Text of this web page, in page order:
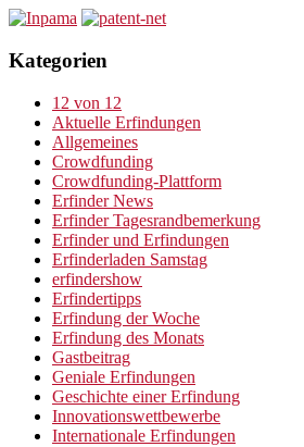
Kategorien
12 von 12
Aktuelle Erfindungen
Allgemeines
Crowdfunding
Crowdfunding-Plattform
Erfinder News
Erfinder Tagesrandbemerkung
Erfinder und Erfindungen
Erfinderladen Samstag
erfindershow
Erfindertipps
Erfindung der Woche
Erfindung des Monats
Gastbeitrag
Geniale Erfindungen
Geschichte einer Erfindung
Innovationswettbewerbe
Internationale Erfindungen